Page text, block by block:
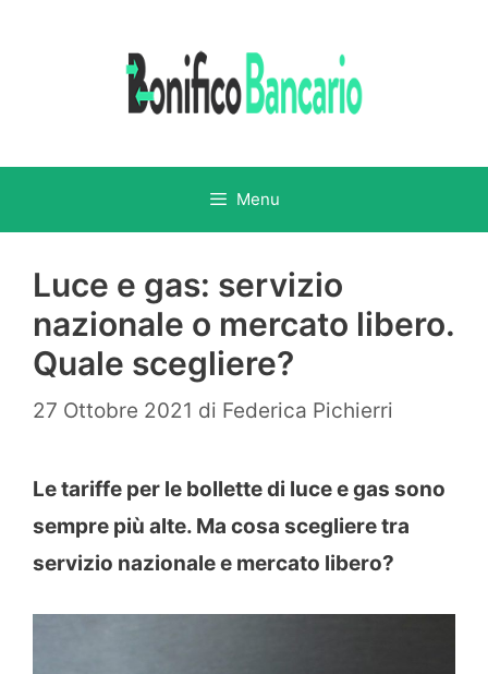
Menu
Luce e gas: servizio
nazionale o mercato libero.
Quale scegliere?
27 Ottobre 2021 di Federica Pichierri
Le tariffe per le bollette di luce e gas sono
sempre più alte. Ma cosa scegliere tra
servizio nazionale e mercato libero?